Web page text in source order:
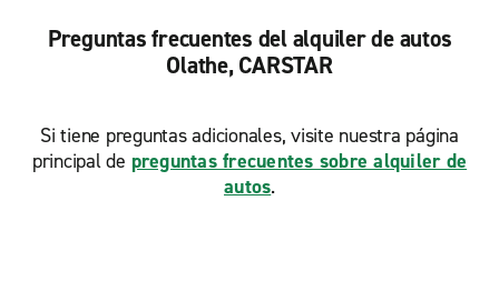
Preguntas frecuentes del alquiler de autos
Olathe, CARSTAR
Si tiene preguntas adicionales, visite nuestra página
principal de preguntas frecuentes sobre alquiler de
autos.